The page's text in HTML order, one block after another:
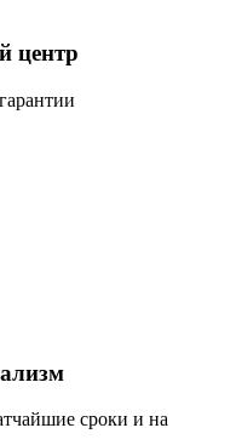
центр
сроки и на